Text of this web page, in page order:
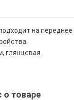
на переднее
глянцевая.
о товаре